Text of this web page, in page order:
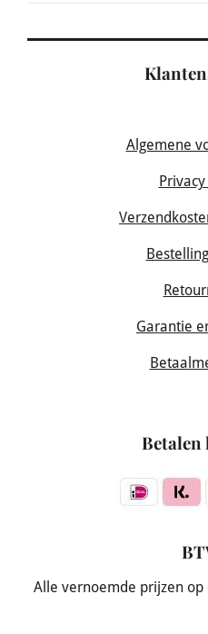
Algemene
Garantie
Betalen
Alle vernoemde prijzen op